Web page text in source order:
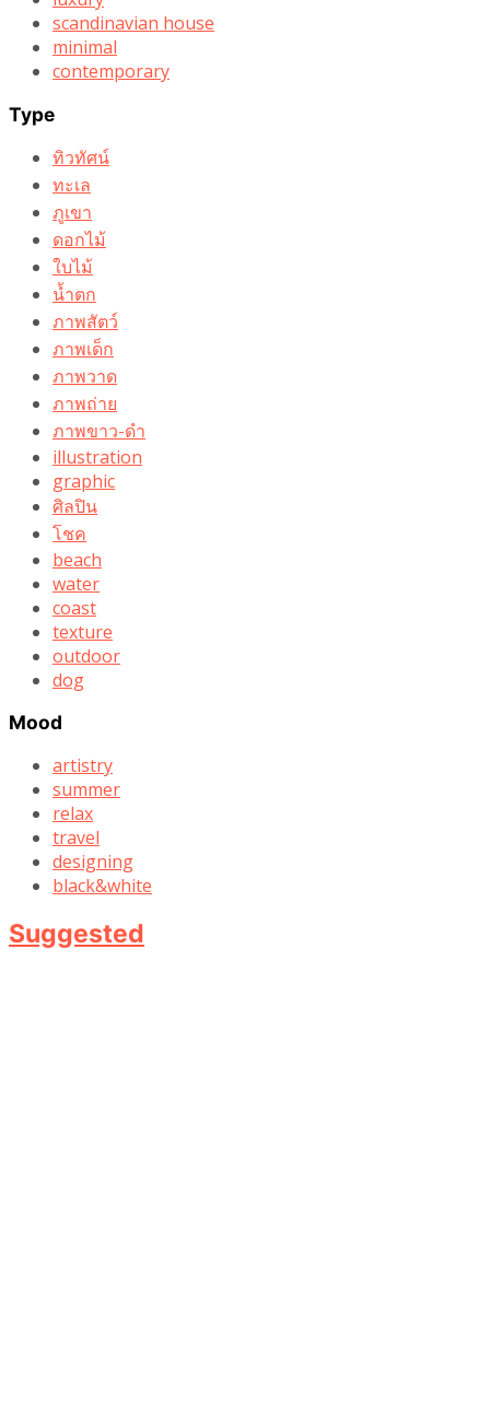
scandinavian house
minimal
contemporary
Type
ทิวทัศน์
ทะเล
ภูเขา
ดอกไม้
ใบไม้
น้ำตก
ภาพสัตว์
ภาพเด็ก
ภาพวาด
ภาพถ่าย
ภาพขาว-ดำ
illustration
graphic
ศิลปิน
โชค
beach
water
coast
texture
outdoor
dog
Mood
artistry
summer
relax
travel
designing
black&white
Suggested